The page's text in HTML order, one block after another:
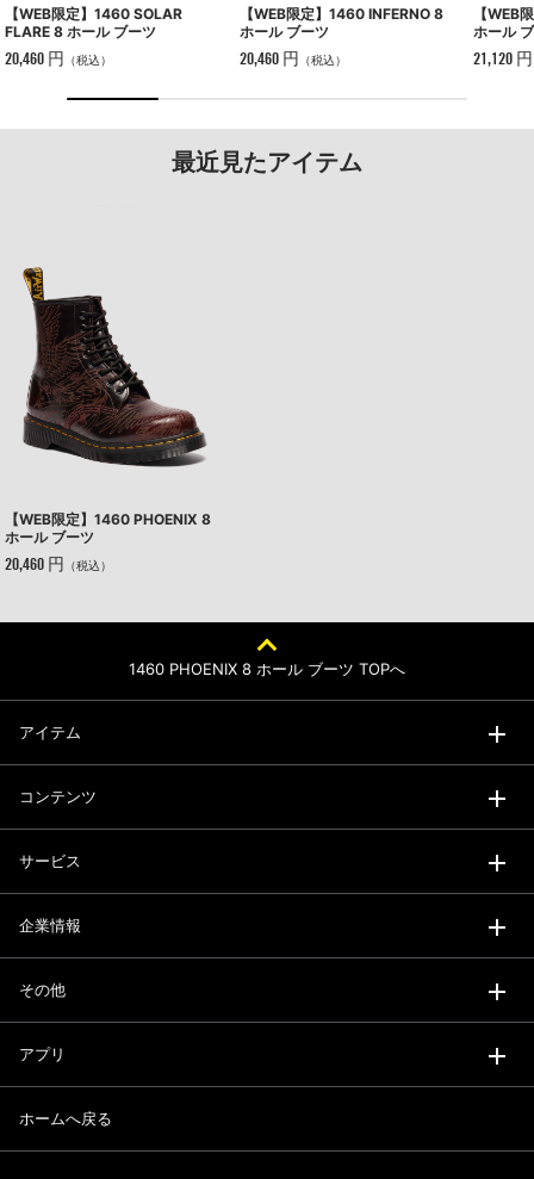
【WEB限定】1460 SOLAR
FLARE 8 ホール ブーツ
20,460 円 （税込）
【WEB限定】1460 INFERNO 8
ホール ブーツ
20,460 円 （税込）
【WEB
ホール
21,120 円
最近見たアイテム
【WEB限定】1460 PHOENIX 8
ホール ブーツ
20,460 円 （税込）
1460 PHOENIX 8 ホール ブーツ TOPへ
アイテム
コンテンツ
サービス
企業情報
その他
アプリ
ホームへ戻る